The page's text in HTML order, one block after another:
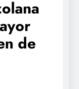
de